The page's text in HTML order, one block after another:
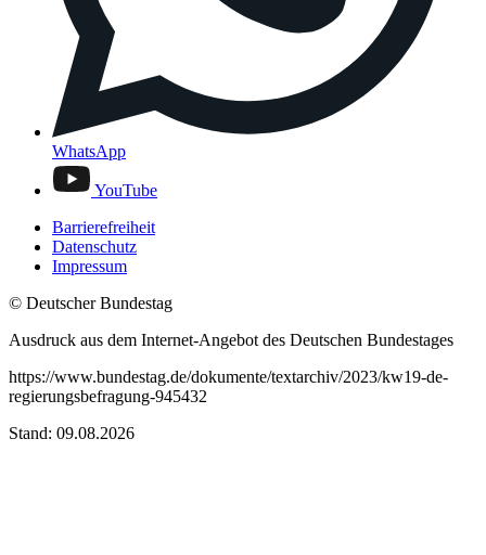
WhatsApp
YouTube
Barrierefreiheit
Datenschutz
Impressum
© Deutscher Bundestag
Ausdruck aus dem Internet-Angebot des Deutschen Bundestages
https://www.bundestag.de/dokumente/textarchiv/2023/kw19-de-
regierungsbefragung-945432
Stand: 09.08.2026